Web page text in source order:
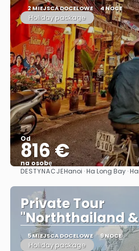
2 MIEJSCA DOCELOWE 4 NOCE
Holiday package
Od
816 €
na osobę
Zobacz
DESTYNACJEHanoi · Ha Long Bay ·
Private Tour
"Norththailand &
5 MIEJSCA DOCELOWE 9 NOCE
Holiday package